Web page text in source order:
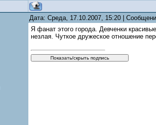
Дата: Среда, 17.10.2007, 15:20 |
Я фанат этого города. Девченки
незлая. Чуткое дружеское отношение